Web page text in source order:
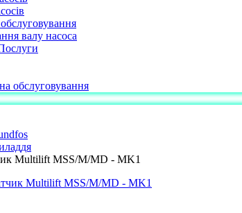
валу насоса
обслуговування
Multilift MSS/M/MD - MK1